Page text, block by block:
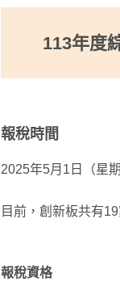
113年度
報稅時間
2025年5月1日（星
目前，創新板共有
報稅資格